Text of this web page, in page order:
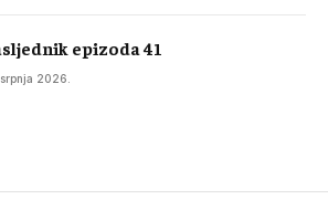
epizoda 41
2026.